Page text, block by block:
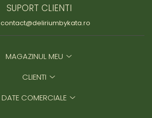
SUPORT CLIENTI
contact@deliriumbykata.ro
MAGAZINUL MEU
CLIENTI
DATE COMERCIALE